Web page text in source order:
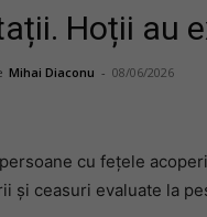
Hoții au
Mihai Diaconu - 08/06/2026
cu fețele
și ceasuri evaluate la